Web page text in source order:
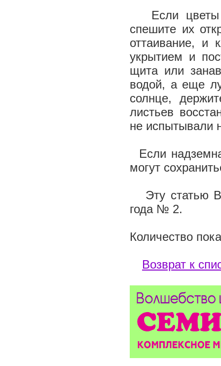
Если цветы
спешите их
оттаивание, и
укрытием и
щита или
водой, а еще
солнце,
листьев
не испытывали
Если
могут
Эту статью
года № 2.
Количество
Возврат к